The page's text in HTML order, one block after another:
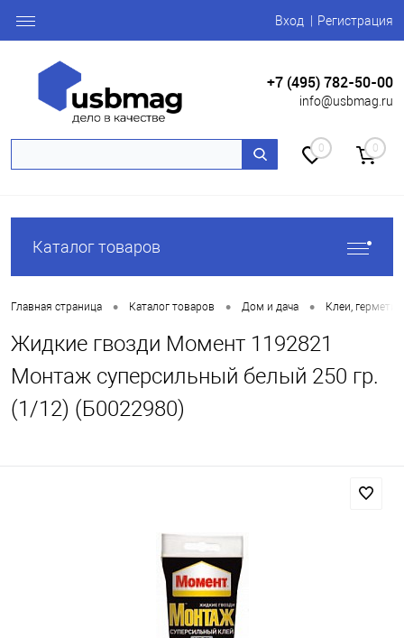
Вход Регистрация
+7 (495) 782-50-00
info@usbmag.ru
0 0
Каталог товаров
Главная страница • Каталог товаров • Дом и дача • Клеи,
Жидкие гвозди Момент 1192821
Монтаж суперсильный белый 250 гр.
(1/12) (Б0022980)